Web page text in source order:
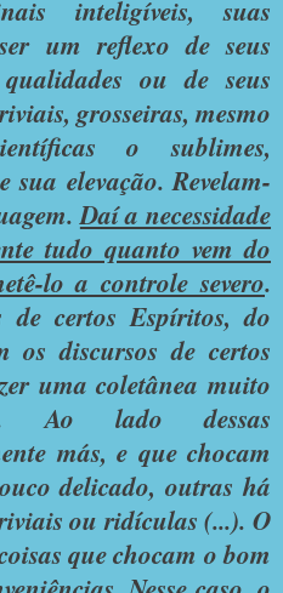
inteligíveis, suas
um reflexo de seus
ou de seus
grosseiras, mesmo
o sublimes,
sua elevação. Revelam-
Daí a necessidade
tudo quanto vem do
lo a controle severo.
de certos Espíritos, do
os discursos de certos
uma coletânea muito
Ao lado dessas
más, e que chocam
delicado, outras há
ou ridículas (...). O
que chocam o bom